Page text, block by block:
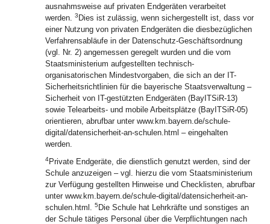
ausnahmsweise auf privaten Endgeräten verarbeitet
werden. 3 Dies ist zulässig, wenn sichergestellt ist, dass vor
einer Nutzung von privaten Endgeräten die diesbezüglichen
Verfahrensabläufe in der Datenschutz-Geschäftsordnung
(vgl. Nr. 2) angemessen geregelt wurden und die vom
Staatsministerium aufgestellten technisch-
organisatorischen Mindestvorgaben, die sich an der IT-
Sicherheitsrichtlinien für die bayerische Staatsverwaltung –
Sicherheit von IT-gestützten Endgeräten (BayITSiR-13)
sowie Telearbeits- und mobile Arbeitsplätze (BayITSiR-05)
orientieren, abrufbar unter www.km.bayern.de/schule-
digital/datensicherheit-an-schulen.html – eingehalten
werden.
4Private Endgeräte, die dienstlich genutzt werden, sind der
Schule anzuzeigen – vgl. hierzu die vom Staatsministerium
zur Verfügung gestellten Hinweise und Checklisten, abrufbar
unter www.km.bayern.de/schule-digital/datensicherheit-an-
schulen.html. 5 Die Schule hat Lehrkräfte und sonstiges an
der Schule tätiges Personal über die Verpflichtungen nach